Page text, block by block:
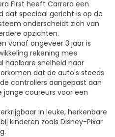
First heeft Carrera een
dat speciaal gericht is op de
onderscheidt zich van
opzichten.
vanaf ongeveer 3 jaar is
rekening mee
haalbare snelheid naar
dat de auto's steeds
controllers aangepast aan
jonge coureurs voor een
in leuke, herkenbare
kinderen zoals Disney-Pixar